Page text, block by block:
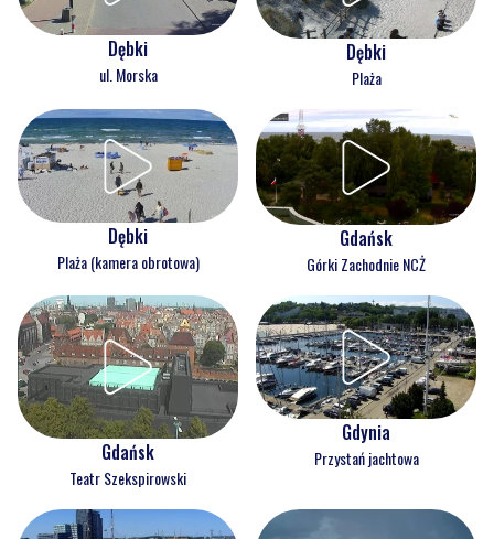
Dębki
ul. Morska
Dębki
Plaża
Dębki
Plaża (kamera obrotowa)
Gdańsk
Górki Zachodnie NCŻ
Gdańsk
Teatr Szekspirowski
Gdynia
Przystań jachtowa